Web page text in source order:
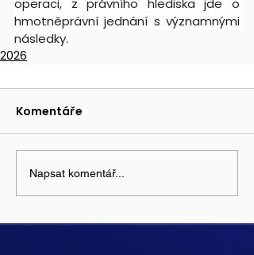
operaci, z právního hlediska jde o
hmotněprávní jednání s významnými
následky.
2026
Komentáře
Napsat komentář...